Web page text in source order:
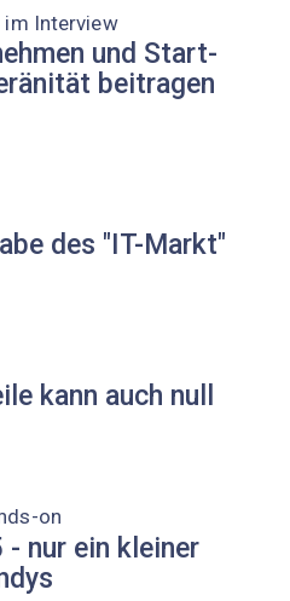
im Interview
und Start-
beitragen
des "IT-Markt"
kann auch null
on
- nur ein kleiner